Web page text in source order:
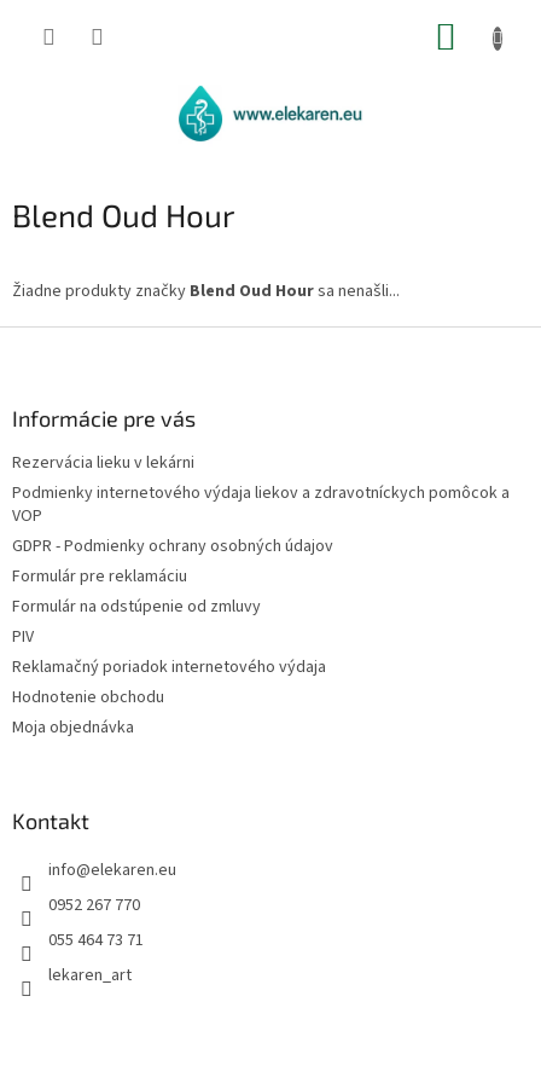
Blend Oud Hour
Žiadne produkty značky Blend Oud Hoursa nenašli...
Informácie pre vás
Rezervácia lieku v lekárni
Podmienky internetového výdaja liekov a zdravotníckych pomôcok a
VOP
GDPR - Podmienky ochrany osobných údajov
Formulár pre reklamáciu
Formulár na odstúpenie od zmluvy
PIV
Reklamačný poriadok internetového výdaja
Hodnotenie obchodu
Moja objednávka
Kontakt
info@elekaren.eu
0952 267 770
055 464 73 71
lekaren_art